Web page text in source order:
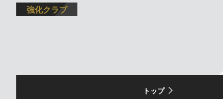
強化クラブ
トップ